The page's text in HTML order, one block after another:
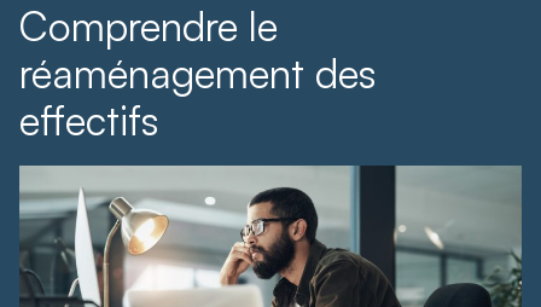
Comprendre le
réaménagement des
effectifs